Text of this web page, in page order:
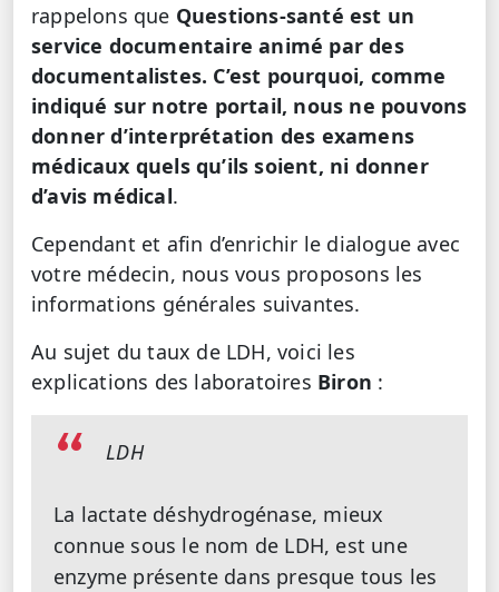
rappelons que Questions-santé est un
service documentaire animé par des
documentalistes. C’est pourquoi, comme
indiqué sur notre portail, nous ne pouvons
donner d’interprétation des examens
médicaux quels qu’ils soient, ni donner
d’avis médical.
Cependant et afin d’enrichir le dialogue avec
votre médecin, nous vous proposons les
informations générales suivantes.
Au sujet du taux de LDH, voici les
explications des laboratoires Biron :
LDH
La lactate déshydrogénase, mieux
connue sous le nom de LDH, est une
enzyme présente dans presque tous les